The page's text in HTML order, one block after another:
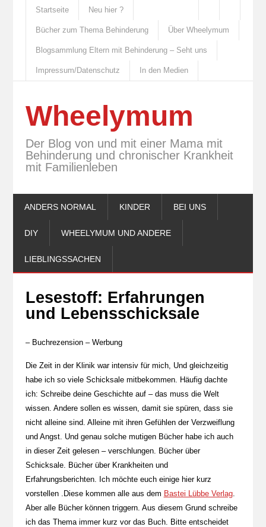
Startseite Neu hier ?
Bücher zum Thema Behinderung Über Wheelymum
Blogsammlung Eltern mit Behinderung – Seht uns
Impressum/Datenschutz In den Medien
Wheelymum
Der Blog von und mit einer Mama mit
Behinderung und chronischer Krankheit
mit Familienleben
ANDERS NORMAL KINDER BEI UNS
DIY WHEELYMUM UND ANDERE
LIEBLINGSSACHEN
Lesestoff: Erfahrungen
und Lebensschicksale
– Buchrezension – Werbung
Die Zeit in der Klinik war intensiv für mich, Und gleichzeitig
habe ich so viele Schicksale mitbekommen. Häufig dachte
ich: Schreibe deine Geschichte auf – das muss die Welt
wissen. Andere sollen es wissen, damit sie spüren, dass sie
nicht alleine sind. Alleine mit ihren Gefühlen der Verzweiflung
und Angst. Und genau solche mutigen Bücher habe ich auch
in dieser Zeit gelesen – verschlungen. Bücher über
Schicksale. Bücher über Krankheiten und
Erfahrungsberichten. Ich möchte euch einige hier kurz
vorstellen .Diese kommen alle aus dem Bastei Lübbe Verlag.
Aber alle Bücher können triggern. Aus diesem Grund schreibe
ich das Thema immer kurz vor das Buch. Bitte entscheidet